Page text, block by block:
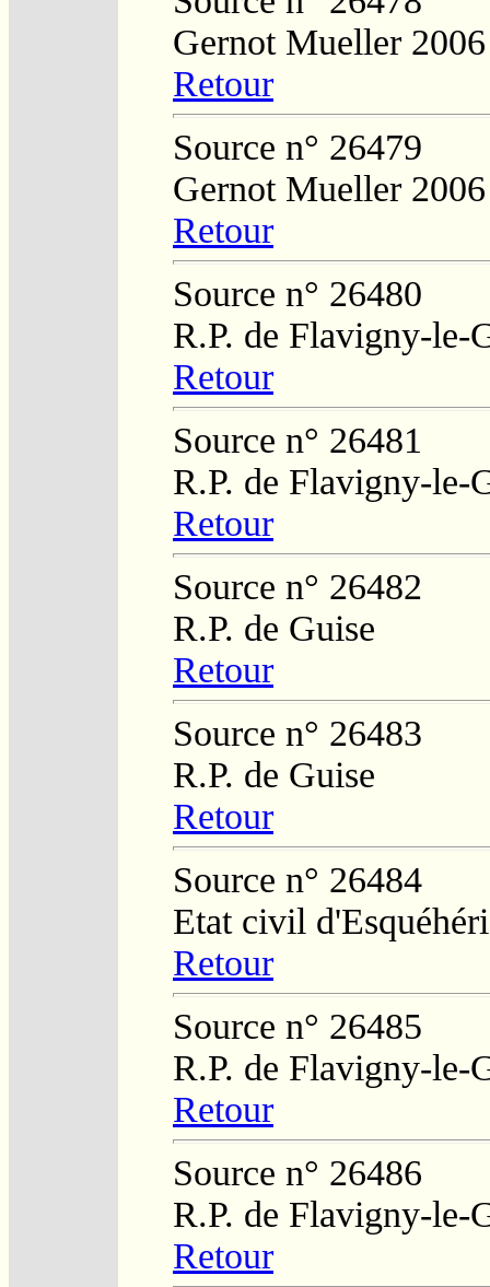
Gernot Mueller 2006
Retour
Source n° 26479
Gernot Mueller 2006
Retour
Source n° 26480
R.P. de Flavigny-le-
Retour
Source n° 26481
R.P. de Flavigny-le-
Retour
Source n° 26482
R.P. de Guise
Retour
Source n° 26483
R.P. de Guise
Retour
Source n° 26484
Etat civil
Retour
Source n° 26485
R.P. de Flavigny-le-
Retour
Source n° 26486
R.P. de Flavigny-le-
Retour